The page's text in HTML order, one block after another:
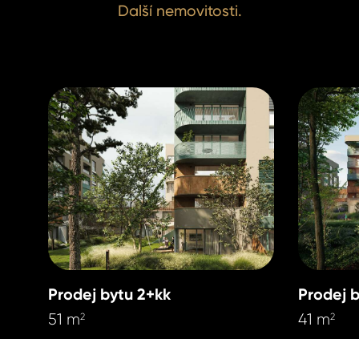
Další nemovitosti.
Prodej bytu 2+kk
51 m2
Prodej
41 m2